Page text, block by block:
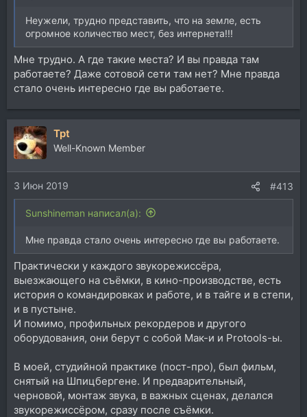
Неужели, трудно представить, что на земле, есть
огромное количество мест, без интернета!!!
Мне трудно. А где такие места? И вы правда там
работаете? Даже сотовой сети там нет? Мне правда
стало очень интересно где вы работаете.
Tpt
Well-Known Member
3 Июн 2019 #413
Sunshineman написал(а):
Мне правда стало очень интересно где вы работаете.
Практически у каждого звукорежиссёра,
выезжающего на съёмки, в кино-производстве, есть
история о командировках и работе, и в тайге и в степи,
и в пустыне.
И помимо, профильных рекордеров и другого
оборудования, они берут с собой Мак-и и Protools-ы.
В моей, студийной практике (пост-про), был фильм,
снятый на Шпицбергене. И предварительный,
черновой, монтаж звука, в важных сценах, делался
звукорежиссёром, сразу после съёмки.